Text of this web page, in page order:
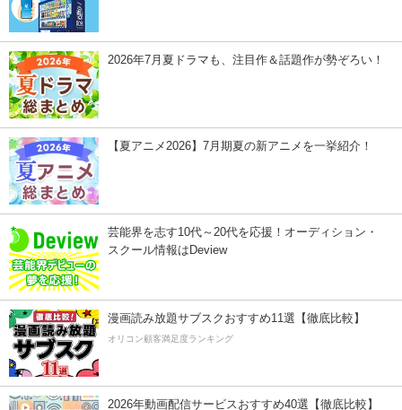
2026年7月夏ドラマも、注目作＆話題作が勢ぞろい！
【夏アニメ2026】7月期夏の新アニメを一挙紹介！
芸能界を志す10代～20代を応援！オーディション・
スクール情報はDeview
漫画読み放題サブスクおすすめ11選【徹底比較】
オリコン顧客満足度ランキング
2026年動画配信サービスおすすめ40選【徹底比較】